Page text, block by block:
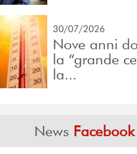
30/07/2026
Nove anni
la “grande
la...
News Facebook